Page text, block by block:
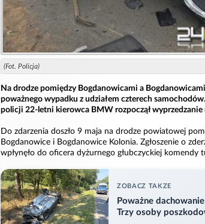
(Fot. Policja)
Na drodze pomiędzy Bogdanowicami a
poważnego wypadku z udziałem czterech
policji 22-letni kierowca BMW rozpoczął wyprzedzanie
Do zdarzenia doszło 9 maja na drodze powiatowej
Bogdanowice i Bogdanowice Kolonia. Zgłoszenie o
wpłynęło do oficera dyżurnego głubczyckiej komendy
ZOBACZ TAKZE
Poważne
Trzy osoby